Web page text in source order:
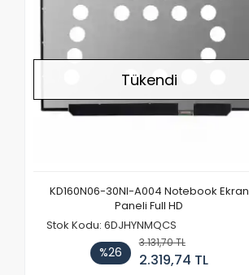
Tükendi
KD160N06-30NI-A004 Notebook Ekran
Paneli Full HD
Stok Kodu: 6DJHYNMQCS
%26
3.131,70 TL
2.319,74 TL